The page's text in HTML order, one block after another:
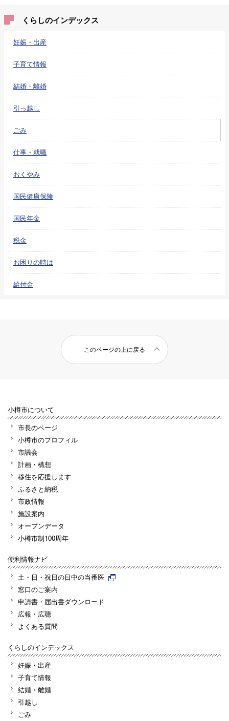
くらしのインデックス
妊娠・出産
子育て情報
結婚・離婚
引っ越し
ごみ
仕事・就職
おくやみ
国民健康保険
国民年金
税金
お困りの時は
給付金
このページの上に戻る
小樽市について
市長のページ
小樽市のプロフィル
市議会
計画・構想
移住を応援します
ふるさと納税
市政情報
施設案内
オープンデータ
小樽市制100周年
便利情報ナビ
土・日・祝日の日中の当番医
窓口のご案内
申請書・届出書ダウンロード
広報・広聴
よくある質問
くらしのインデックス
妊娠・出産
子育て情報
結婚・離婚
引越し
ごみ